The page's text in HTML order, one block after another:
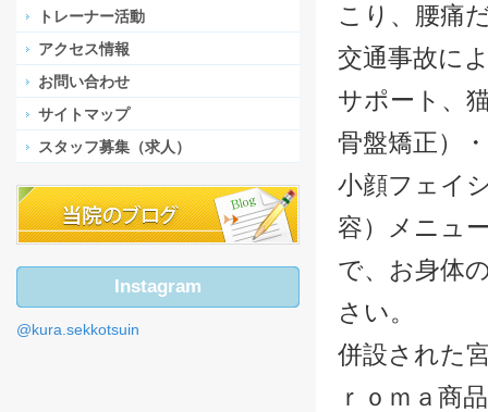
こり、腰痛
交通事故に
サポート、
骨盤矯正）
小顔フェイ
容）メニュ
で、お身体
さい。
併設された
ｒｏｍａ商
トレーナー活動
アクセス情報
お問い合わせ
サイトマップ
スタッフ募集（求人）
Instagram
@kura.sekkotsuin